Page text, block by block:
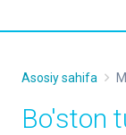
Asosiy sahifa
Bo'ston